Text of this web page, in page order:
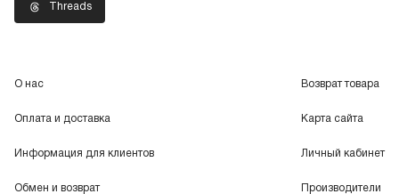
Threads
О нас
Оплата и доставка
Информация для клиентов
Обмен и возврат
Возврат товара
Карта сайта
Личный кабинет
Производители